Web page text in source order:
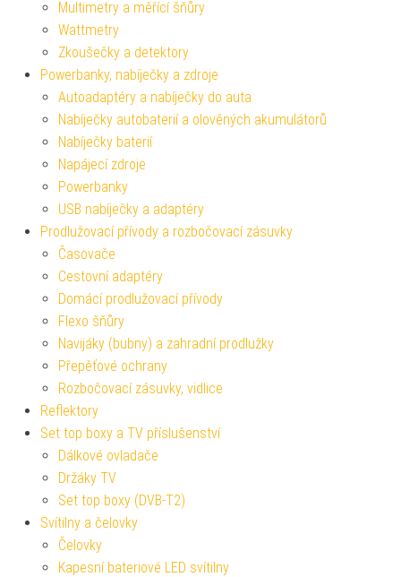
Multimetry a měřící šňůry
Wattmetry
Zkoušečky a detektory
Powerbanky, nabíječky a zdroje
Autoadaptéry a nabíječky do auta
Nabíječky autobaterií a olověných akumulátorů
Nabíječky baterií
Napájecí zdroje
Powerbanky
USB nabíječky a adaptéry
Prodlužovací přívody a rozbočovací zásuvky
Časovače
Cestovní adaptéry
Domácí prodlužovací přívody
Flexo šňůry
Navijáky (bubny) a zahradní prodlužky
Přepěťové ochrany
Rozbočovací zásuvky, vidlice
Reflektory
Set top boxy a TV příslušenství
Dálkové ovladače
Držáky TV
Set top boxy (DVB-T2)
Svítilny a čelovky
Čelovky
Kapesní bateriové LED svítilny